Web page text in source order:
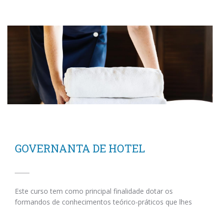
GOVERNANTA DE HOTEL
Este curso tem como principal finalidade dotar os
formandos de conhecimentos teórico-práticos que lhes